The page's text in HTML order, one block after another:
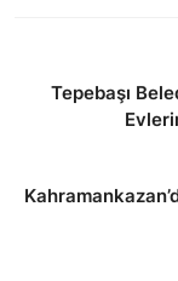
Tepebaşı